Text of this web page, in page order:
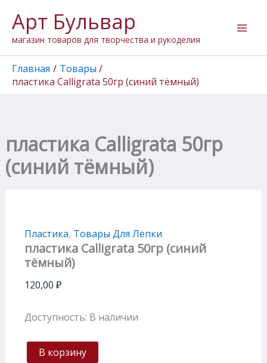
содержимому
Арт Бульвар
магазин товаров для творчества и рукоделия
Главная
Товары
пластика Calligrata 50гр (синий тёмный)
пластика Calligrata 50гр
(синий тёмный)
Пластика, Товары Для Лепки
пластика Calligrata 50гр (синий
тёмный)
120,00 ₽
Доступность: В наличии
товара
пластика
Calligrata
50гр
(синий
В корзину